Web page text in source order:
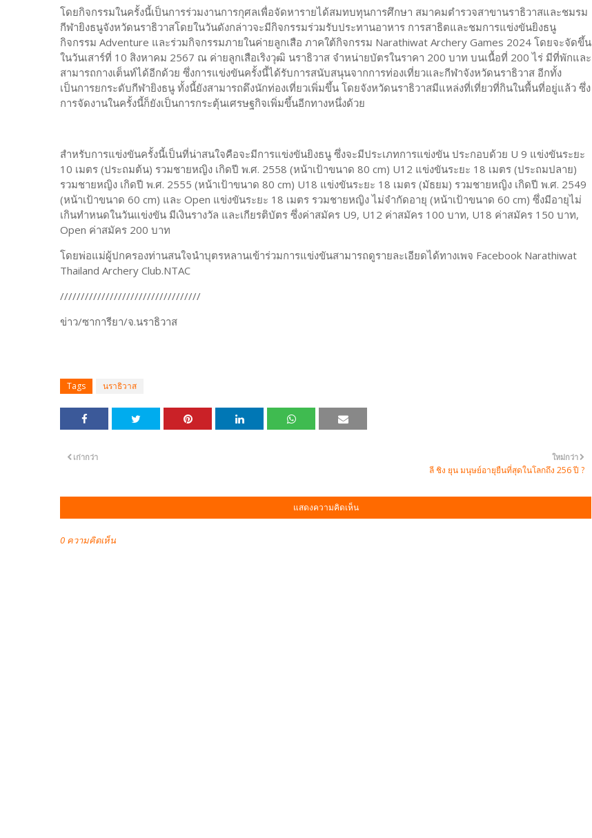
โดยกิจกรรมในครั้งนี้เป็นการร่วมงานการกุศลเพื่อจัดหารายได้สมทบทุนการศึกษา สมาคมตำรวจสาขานราธิวาสและชมรม
กีฬายิงธนูจังหวัดนราธิวาสโดยในวันดังกล่าวจะมีกิจกรรมร่วมรับประทานอาหาร การสาธิตและชมการแข่งขันยิงธนู
กิจกรรม Adventure และร่วมกิจกรรมภายในค่ายลูกเสือ ภาคใต้กิจกรรม Narathiwat Archery Games 2024 โดยจะจัดขึ้น
ในวันเสาร์ที่ 10 สิงหาคม 2567 ณ ค่ายลูกเสือเริงวุฒิ นราธิวาส จำหน่ายบัตรในราคา 200 บาท บนเนื้อที่ 200 ไร่ มีที่พักและ
สามารถกางเต็นท์ได้อีกด้วย ซึ่งการแข่งขันครั้งนี้ได้รับการสนับสนุนจากการท่องเที่ยวและกีฬาจังหวัดนราธิวาส อีกทั้ง
เป็นการยกระดับกีฬายิงธนู ทั้งนี้ยังสามารถดึงนักท่องเที่ยวเพิ่มขึ้น โดยจังหวัดนราธิวาสมีแหล่งที่เที่ยวที่กินในพื้นที่อยู่แล้ว ซึ่ง
การจัดงานในครั้งนี้ก็ยังเป็นการกระตุ้นเศรษฐกิจเพิ่มขึ้นอีกทางหนึ่งด้วย
สำหรับการแข่งขันครั้งนี้เป็นที่น่าสนใจคือจะมีการแข่งขันยิงธนู ซึ่งจะมีประเภทการแข่งขัน ประกอบด้วย U 9 แข่งขันระยะ
10 เมตร (ประถมต้น) รวมชายหญิง เกิดปี พ.ศ. 2558 (หน้าเป้าขนาด 80 cm) U12 แข่งขันระยะ 18 เมตร (ประถมปลาย)
รวมชายหญิง เกิดปี พ.ศ. 2555 (หน้าเป้าขนาด 80 cm) U18 แข่งขันระยะ 18 เมตร (มัธยม) รวมชายหญิง เกิดปี พ.ศ. 2549
(หน้าเป้าขนาด 60 cm) และ Open แข่งขันระยะ 18 เมตร รวมชายหญิง ไม่จํากัดอายุ (หน้าเป้าขนาด 60 cm) ซึ่งมีอายุไม่
เกินทําหนดในวันแข่งขัน มีเงินรางวัล และเกียรติบัตร ซึ่งค่าสมัคร U9, U12 ค่าสมัคร 100 บาท, U18 ค่าสมัคร 150 บาท,
Open ค่าสมัคร 200 บาท
โดยพ่อแม่ผู้ปกครองท่านสนใจนำบุตรหลานเข้าร่วมการแข่งขันสามารถดูรายละเอียดได้ทางเพจ Facebook Narathiwat
Thailand Archery Club.NTAC
//////////////////////////////////
ข่าว/ซาการียา/จ.นราธิวาส
Tags นราธิวาส
ใหม่กว่า
ลี ชิง ยุน มนุษย์อายุยืนที่สุดในโลกถึง 256 ปี ?
เก่ากว่า
แสดงความคิดเห็น
0 ความคิดเห็น